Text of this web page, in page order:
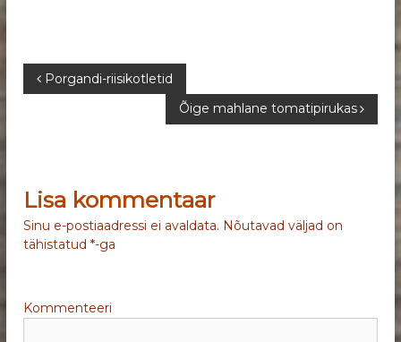
N
i
g
e
Porgandi-riisikotletid
Õige mahlane tomatipirukas
Lisa kommentaar
Sinu e-postiaadressi ei avaldata. Nõutavad väljad on
tähistatud*-ga
Kommenteeri